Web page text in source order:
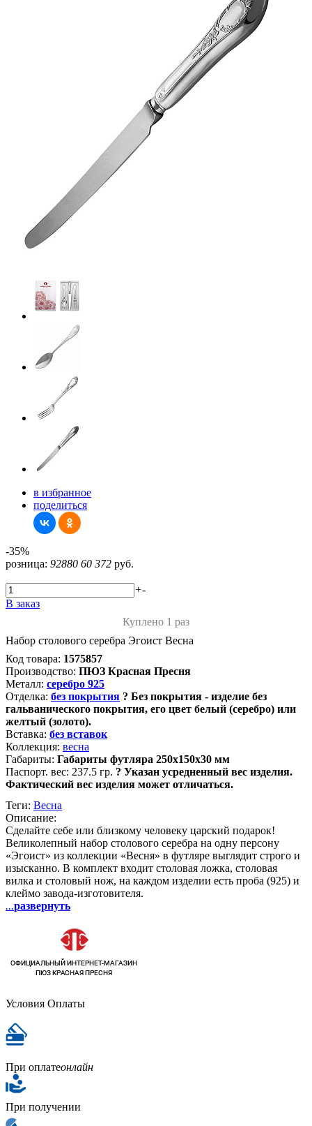
в избранное
поделиться
-35%
розница: 92880 60 372 руб.
+-
В заказ
Куплено 1 раз
Набор столового серебра Эгоист Весна
Код товара: 1575857
Производство: ПЮЗ Красная Пресня
Металл: серебро 925
Отделка: без покрытия ? Без покрытия - изделие без
гальванического покрытия, его цвет белый (серебро) или
желтый (золото).
Вставка: без вставок
Коллекция: весна
Габариты: Габариты футляра 250х150х30 мм
Паспорт. вес: 237.5 гр. ? Указан усредненный вес изделия.
Фактический вес изделия может отличаться.
Теги: Весна
Описание:
Сделайте себе или близкому человеку царский подарок!
Великолепный набор столового серебра на одну персону
«Эгоист» из коллекции «Весня» в футляре выглядит строго и
изысканно. В комплект входит столовая ложка, столовая
вилка и столовый нож, на каждом изделии есть проба (925) и
клеймо завода-изготовителя.
...развернуть
Условия Оплаты
При оплатеонлайн
При получении